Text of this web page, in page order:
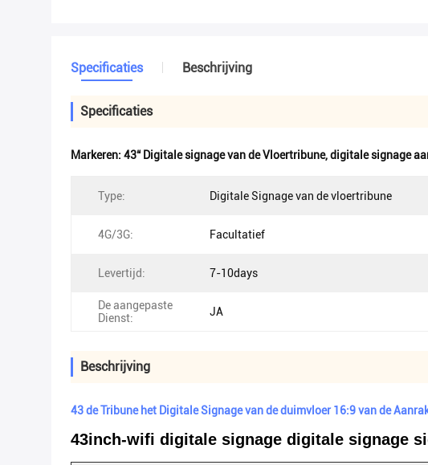
Specificaties Beschrijving
Specificaties
Markeren: 43“ Digitale signage van de Vloertribune,digitale signage
Type: Digitale Signage van de vloertribune
4G/3G: Facultatief
Levertijd: 7-10days
De aangepaste
Dienst:
JA
Beschrijving
43 de Tribune het Digitale Signage van de duimvloer 16:9 van de
43inch-wifi digitale signage digitale signage